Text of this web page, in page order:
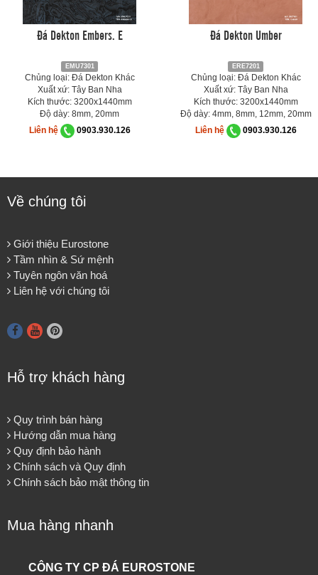
Đá Dekton Embers. E
EMU7301
Chủng loại: Đá Dekton Khác
Xuất xứ: Tây Ban Nha
Kích thước: 3200x1440mm
Độ dày: 8mm, 20mm
Liên hệ
0903.930.126
Đá Dekton Umber
ERE7201
Chủng loại: Đá Dekton Khác
Xuất xứ: Tây Ban Nha
Kích thước: 3200x1440mm
Độ dày: 4mm, 8mm, 12mm, 20mm
Liên hệ
0903.930.126
Về chúng tôi
Giới thiệu Eurostone
Tầm nhìn & Sứ mệnh
Tuyên ngôn văn hoá
Liên hệ với chúng tôi
Hỗ trợ khách hàng
Quy trình bán hàng
Hướng dẫn mua hàng
Quy định bảo hành
Chính sách và Quy định
Chính sách bảo mật thông tin
Mua hàng nhanh
CÔNG TY CP ĐÁ EUROSTONE